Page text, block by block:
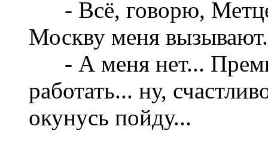
- Всё, говорю,
Москву меня
- А меня нет...
работать... ну,
окунусь пойду...